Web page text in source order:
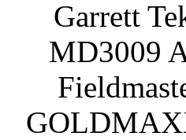
Garrett
MD3009